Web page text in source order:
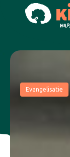
Evangelisatie